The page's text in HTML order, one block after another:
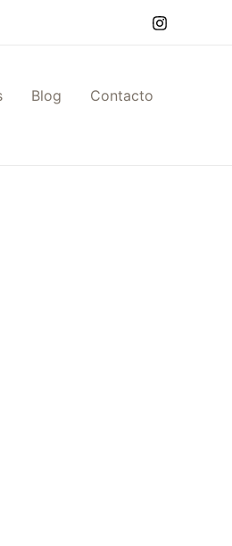
Blog Contacto